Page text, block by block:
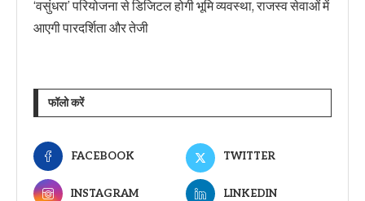
‘वसुंधरा’ परियोजना से डिजिटल होगी भूमि व्यवस्था, राजस्व सेवाओं में
आएगी पारदर्शिता और तेजी
फॉलो करें
FACEBOOK TWITTER
INSTAGRAM LINKEDIN